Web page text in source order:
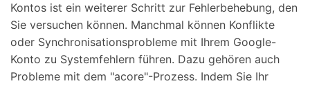
Kontos ist ein weiterer Schritt zur Fehlerbehebung, den
Sie versuchen können. Manchmal können Konflikte
oder Synchronisationsprobleme mit Ihrem Google-
Konto zu Systemfehlern führen. Dazu gehören auch
Probleme mit dem "acore"-Prozess. Indem Sie Ihr